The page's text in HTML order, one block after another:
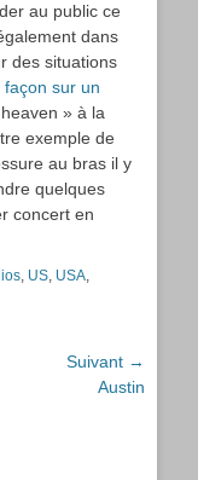
au public ce
dans
des situations
façon sur un
» à la
exemple de
au bras il y
quelques
concert en
, US, USA,
Suivant →
Austin